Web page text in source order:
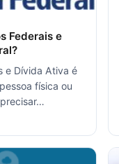
Federais e
e Dívida Ativa é
física ou